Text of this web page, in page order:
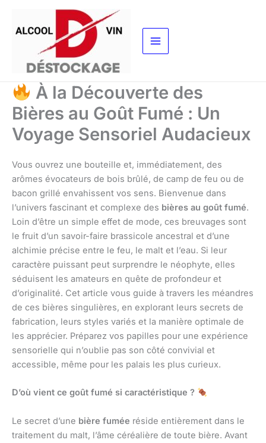
contenu
À la Découverte des
Bières au Goût Fumé : Un
Voyage Sensoriel Audacieux
Vous ouvrez une bouteille et, immédiatement, des
arômes évocateurs de bois brûlé, de camp de feu ou de
bacon grillé envahissent vos sens. Bienvenue dans
l’univers fascinant et complexe des bières au goût fumé.
Loin d’être un simple effet de mode, ces breuvages sont
le fruit d’un savoir-faire brassicole ancestral et d’une
alchimie précise entre le feu, le malt et l’eau. Si leur
caractère puissant peut surprendre le néophyte, elles
séduisent les amateurs en quête de profondeur et
d’originalité. Cet article vous guide à travers les méandres
de ces bières singulières, en explorant leurs secrets de
fabrication, leurs styles variés et la manière optimale de
les apprécier. Préparez vos papilles pour une expérience
sensorielle qui n’oublie pas son côté convivial et
accessible, même pour les palais les plus curieux.
D’où vient ce goût fumé si caractéristique ?
Le secret d’une bière fumée réside entièrement dans le
traitement du malt, l’âme céréalière de toute bière. Avant